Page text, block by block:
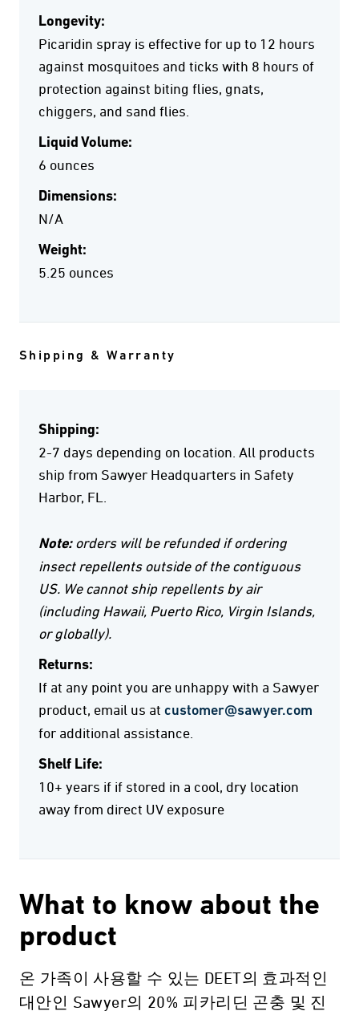
Longevity:
Picaridin spray is effective for up to 12 hours
against mosquitoes and ticks with 8 hours of
protection against biting flies, gnats,
chiggers, and sand flies.
Liquid Volume:
6 ounces
Dimensions:
N/A
Weight:
5.25 ounces
Shipping & Warranty
Shipping:
2-7 days depending on location. All products
ship from Sawyer Headquarters in Safety
Harbor, FL.
Note: orders will be refunded if ordering
insect repellents outside of the contiguous
US. We cannot ship repellents by air
(including Hawaii, Puerto Rico, Virgin Islands,
or globally).
Returns:
If at any point you are unhappy with a Sawyer
product, email us at customer@sawyer.com
for additional assistance.
Shelf Life:
10+ years if if stored in a cool, dry location
away from direct UV exposure
What to know about the
product
온 가족이 사용할 수 있는 DEET의 효과적인
대안인 Sawyer의 20% 피카리딘 곤충 및 진